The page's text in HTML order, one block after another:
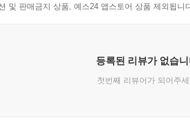
및 판매금지 상품, 예스24 앱스토어 상품 제외됩니
등록된 리뷰가 없습
첫번째 리뷰어가 되어주세